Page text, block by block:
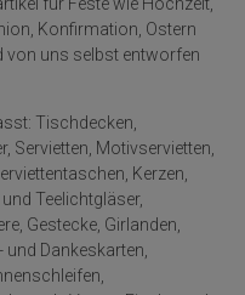
Konfirmation, Ostern
von uns selbst entworfen
Tischdecken,
Servietten, Motivservietten,
Kerzen,
Teelichtgläser,
Gestecke, Girlanden,
Dankeskarten,